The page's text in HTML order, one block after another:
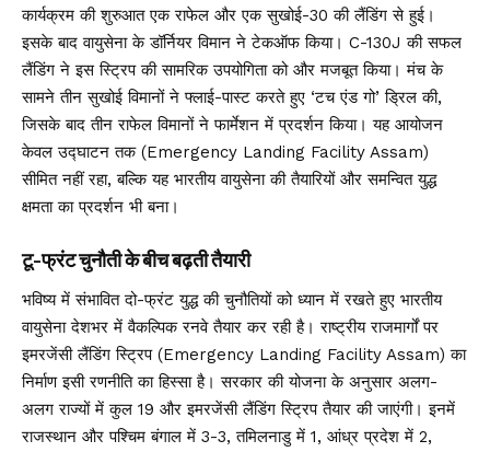
कार्यक्रम की शुरुआत एक राफेल और एक सुखोई-30 की लैंडिंग से हुई।
इसके बाद वायुसेना के डॉर्नियर विमान ने टेकऑफ किया। C-130J की सफल
लैंडिंग ने इस स्ट्रिप की सामरिक उपयोगिता को और मजबूत किया। मंच के
सामने तीन सुखोई विमानों ने फ्लाई-पास्ट करते हुए ‘टच एंड गो’ ड्रिल की,
जिसके बाद तीन राफेल विमानों ने फार्मेशन में प्रदर्शन किया। यह आयोजन
केवल उद्घाटन तक (Emergency Landing Facility Assam)
सीमित नहीं रहा, बल्कि यह भारतीय वायुसेना की तैयारियों और समन्वित युद्ध
क्षमता का प्रदर्शन भी बना।
टू-फ्रंट चुनौती के बीच बढ़ती तैयारी
भविष्य में संभावित दो-फ्रंट युद्ध की चुनौतियों को ध्यान में रखते हुए भारतीय
वायुसेना देशभर में वैकल्पिक रनवे तैयार कर रही है। राष्ट्रीय राजमार्गों पर
इमरजेंसी लैंडिंग स्ट्रिप (Emergency Landing Facility Assam) का
निर्माण इसी रणनीति का हिस्सा है। सरकार की योजना के अनुसार अलग-
अलग राज्यों में कुल 19 और इमरजेंसी लैंडिंग स्ट्रिप तैयार की जाएंगी। इनमें
राजस्थान और पश्चिम बंगाल में 3-3, तमिलनाडु में 1, आंध्र प्रदेश में 2,